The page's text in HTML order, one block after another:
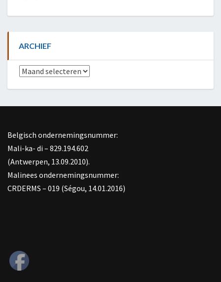
ARCHIEF
Archief
Belgisch ondernemingsnummer:
Mali-ka- di – 829.194.602
(Antwerpen, 13.09.2010).
Malinees ondernemingsnummer:
CRDERMS – 019 (Ségou, 14.01.2016)